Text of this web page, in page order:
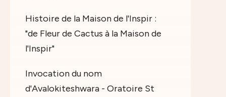
Histoire de la Maison de l'Inspir :
"de Fleur de Cactus à la Maison de
l'Inspir"
Invocation du nom
d'Avalokiteshwara - Oratoire St